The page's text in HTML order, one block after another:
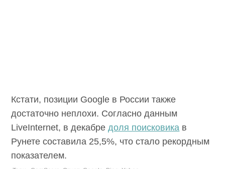
Кстати, позиции Google в России также
достаточно неплохи. Согласно данным
LiveInternet, в декабре доля поисковика в
Рунете составила 25,5%, что стало рекордным
показателем.